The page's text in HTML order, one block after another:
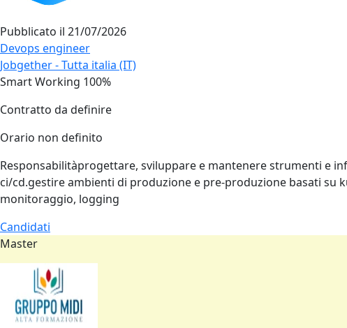
Pubblicato il 21/07/2026
Devops engineer
Jobgether - Tutta italia (IT)
Smart Working 100%
Contratto da definire
Orario non definito
Responsabilitàprogettare, sviluppare e mantenere strumenti e
ci/cd.gestire ambienti di produzione e pre‑produzione basati
monitoraggio, logging
Candidati
Master